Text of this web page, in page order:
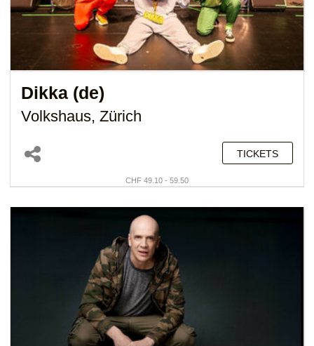
Dikka (de)
Volkshaus, Zürich
TICKETS
CHF 49.10 - 59.50